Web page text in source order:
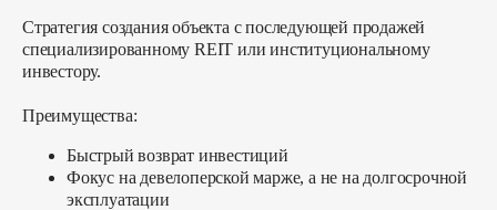
Стратегия создания объекта с последующей продажей
специализированному REIT или институциональному
инвестору.
Преимущества:
Быстрый возврат инвестиций
Фокус на девелоперской марже, а не на долгосрочной
эксплуатации